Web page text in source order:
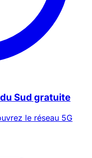
Sud gratuite
le réseau 5G